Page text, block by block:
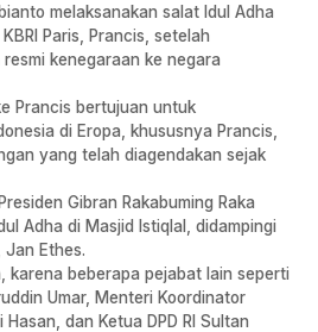
melaksanakan salat Idul Adha
Paris, Prancis, setelah
kenegaraan ke negara
Prancis bertujuan untuk
di Eropa, khususnya Prancis,
yang telah diagendakan sejak
Gibran Rakabuming Raka
Adha di Masjid Istiqlal, didampingi
Ethes.
karena beberapa pejabat lain seperti
Umar, Menteri Koordinator
dan Ketua DPD RI Sultan